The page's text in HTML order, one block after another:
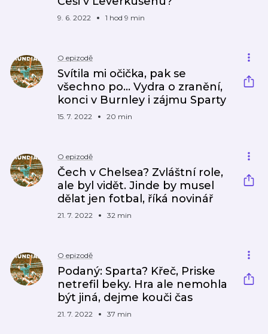
9. 6. 2022 1 hod 9 min
O epizodě
Svítila mi očička, pak se
všechno po... Vydra o zranění,
konci v Burnley i zájmu Sparty
15. 7. 2022 20 min
O epizodě
Čech v Chelsea? Zvláštní role,
ale byl vidět. Jinde by musel
dělat jen fotbal, říká novinář
21. 7. 2022 32 min
O epizodě
Podaný: Sparta? Křeč, Priske
netrefil beky. Hra ale nemohla
být jiná, dejme kouči čas
21. 7. 2022 37 min